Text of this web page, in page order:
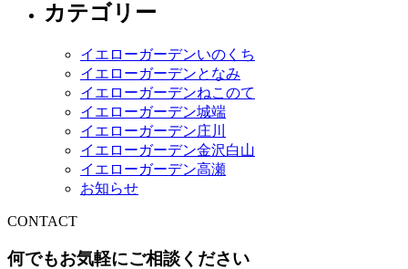
カテゴリー
イエローガーデンいのくち
イエローガーデンとなみ
イエローガーデンねこのて
イエローガーデン城端
イエローガーデン庄川
イエローガーデン金沢白山
イエローガーデン高瀬
お知らせ
CONTACT
何でもお気軽にご相談ください